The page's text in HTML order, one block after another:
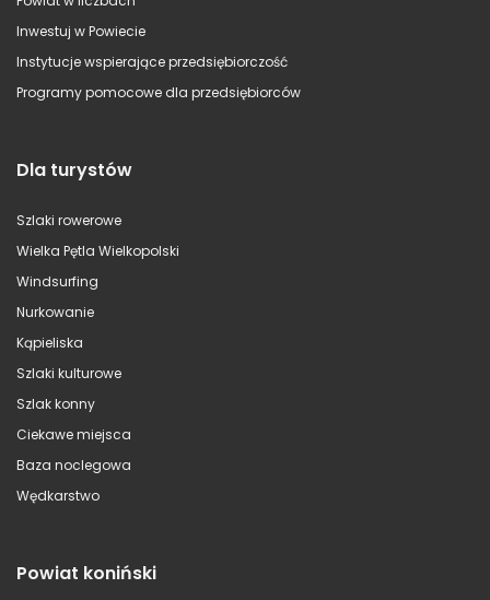
Inwestuj w Powiecie
Instytucje wspierające przedsiębiorczość
Programy pomocowe dla przedsiębiorców
Dla turystów
Szlaki rowerowe
Wielka Pętla Wielkopolski
Windsurfing
Nurkowanie
Kąpieliska
Szlaki kulturowe
Szlak konny
Ciekawe miejsca
Baza noclegowa
Wędkarstwo
Powiat koniński